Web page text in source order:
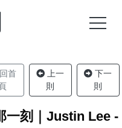
回首
上一
則
下一
則
一刻｜Justin Lee -